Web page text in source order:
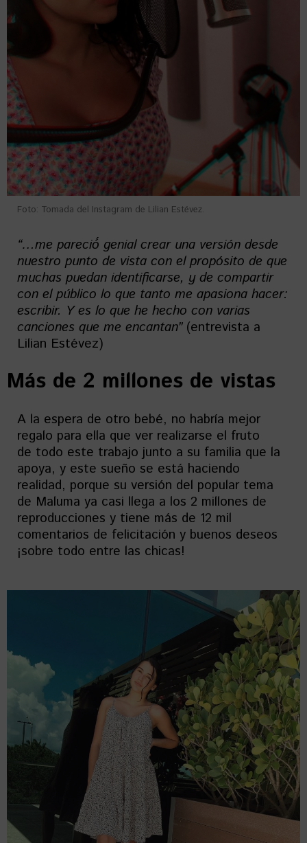
Foto: Tomada del Instagram de Lilian Estévez.
“…me pareció ́ genial crear una versión desde
nuestro punto de vista con elpropósito de que
muchas puedan identificarse, y de compartir
con elpúblico lo que tanto me apasiona hacer:
escribir. Y es lo que he hecho con varias
canciones que me encantan”(entrevista a
Lilian Estévez)
Más de 2 millones de vistas
A la espera de otro bebé, no habría mejor
regalo para ella que ver realizarse el fruto
de todo este trabajo junto a su familia que la
apoya, y este sueño se está haciendo
realidad, porque su versión del popular tema
de Maluma ya casi llega a los 2 millones de
reproducciones y tiene más de 12 mil
comentarios de felicitación y buenos deseos
¡sobre todo entre las chicas!